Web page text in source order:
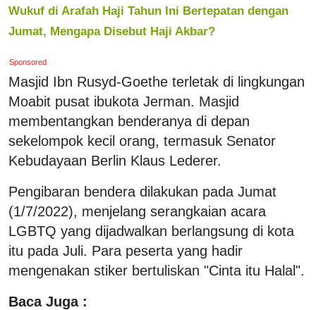
Wukuf di Arafah Haji Tahun Ini Bertepatan dengan
Jumat, Mengapa Disebut Haji Akbar?
Sponsored
Masjid Ibn Rusyd-Goethe terletak di lingkungan
Moabit pusat ibukota Jerman. Masjid
membentangkan benderanya di depan
sekelompok kecil orang, termasuk Senator
Kebudayaan Berlin Klaus Lederer.
Pengibaran bendera dilakukan pada Jumat
(1/7/2022), menjelang serangkaian acara
LGBTQ yang dijadwalkan berlangsung di kota
itu pada Juli. Para peserta yang hadir
mengenakan stiker bertuliskan "Cinta itu Halal".
Baca Juga :